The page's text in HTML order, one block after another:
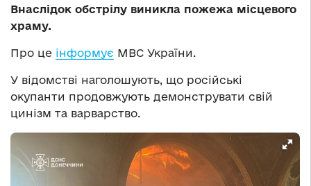
Внаслідок обстрілу виникла пожежа місцевого
храму.
Про це інформує МВС України.
У відомстві наголошують, що російські
окупанти продовжують демонструвати свій
цинізм та варварство.